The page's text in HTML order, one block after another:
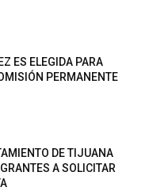
ES ELEGIDA PARA
PERMANENTE
DE TIJUANA
A SOLICITAR